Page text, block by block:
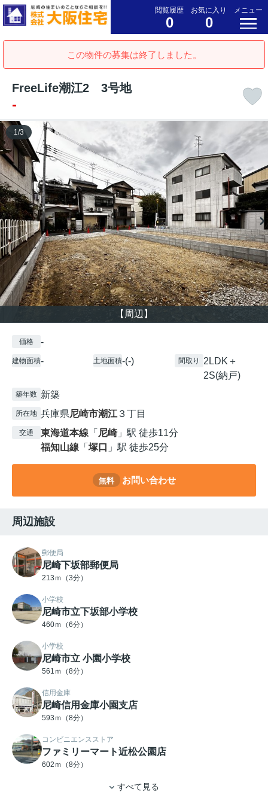
閲覧履歴
0
お気に入り
0
メニュー
この物件の募集は終了しました。
FreeLife潮江2 3号地
-
【周辺】
1/3
価格 -
建物面積- 土地面積-(-) 間取り
2LDK＋
2S(納戸)
築年数 新築
所在地 兵庫県尼崎市潮江 ３丁目
交通 東海道本線 「 尼崎」駅 徒歩11分
福知山線 「 塚口 」駅 徒歩25分
無料 お問い合わせ
周辺施設
郵便局
尼崎下坂部郵便局
213ｍ（3分）
小学校
尼崎市立下坂部小学校
460ｍ（6分）
小学校
尼崎市立 小園小学校
561ｍ（8分）
信用金庫
尼崎信用金庫小園支店
593ｍ（8分）
コンビニエンスストア
ファミリーマート近松公園店
602ｍ（8分）
すべて見る